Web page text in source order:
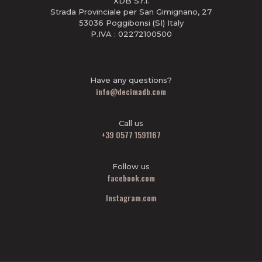
Strada Provinciale per San Gimignano, 27
53036 Poggibonsi (SI) Italy
P.IVA : 02272100500
Have any questions?
info@decimadb.com
Call us
+39 0577 1591167
Follow us
facebook.com
Instagram.com